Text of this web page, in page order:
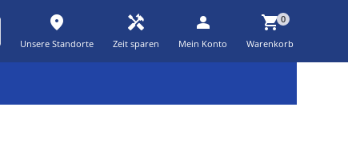
place
Unsere Standorte
handyman
Zeit sparen
person
Mein Konto
shopping_cart0
Warenkorb